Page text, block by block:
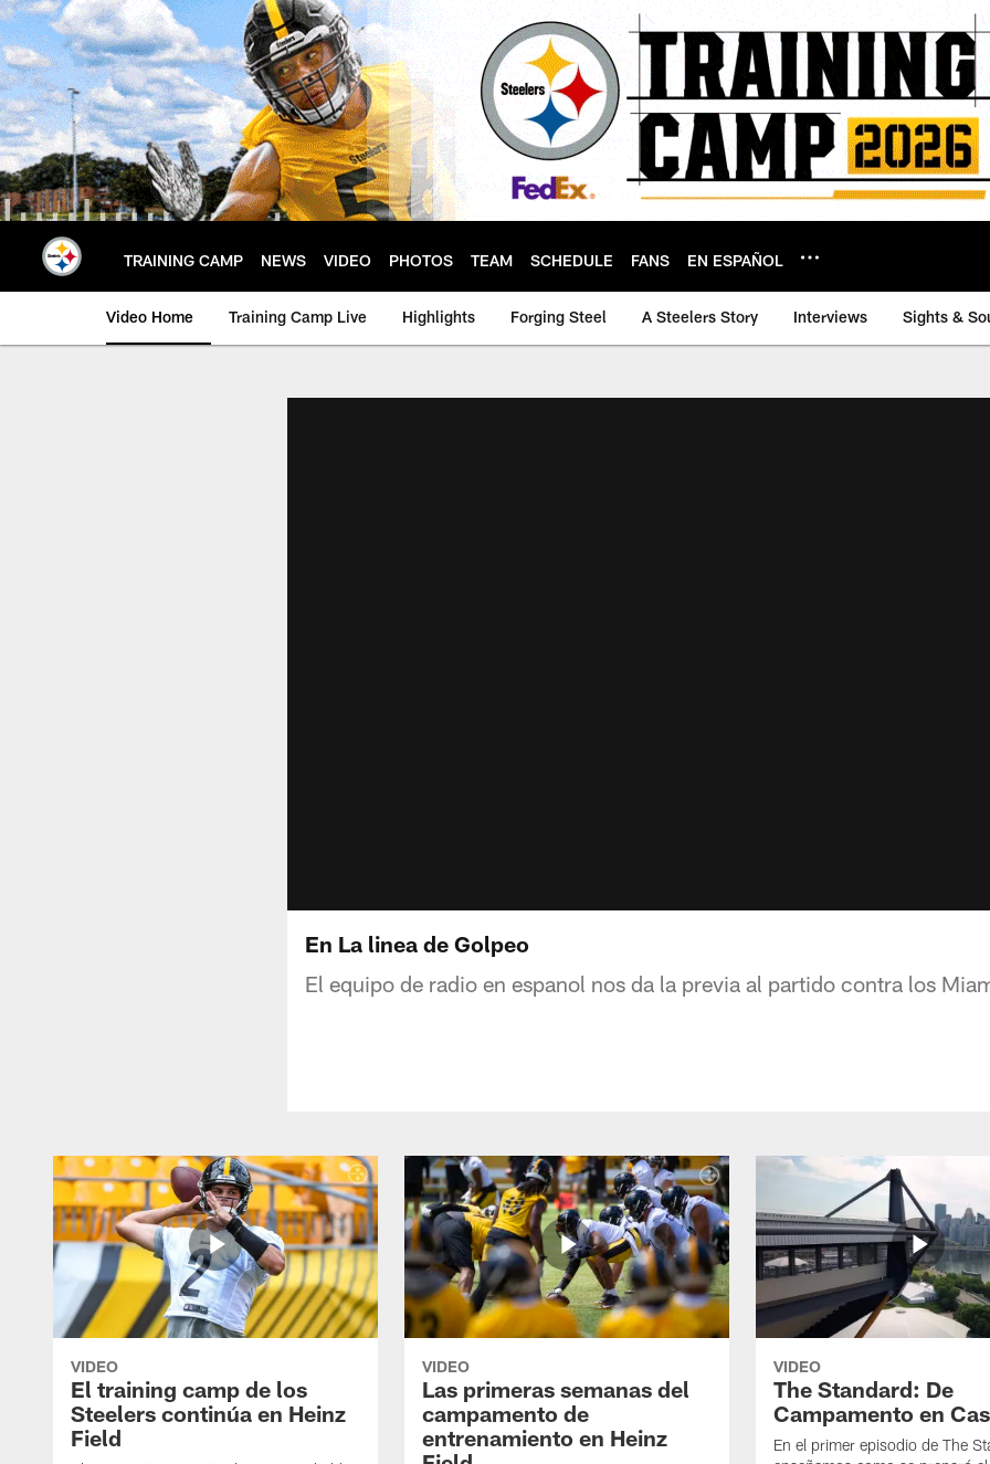
Skip
to
main
content
TRAINING CAMP NEWS VIDEO PHOTOS TEAM SCHEDULE FANS EN ESPAÑOL
Video Home Training Camp Live Highlights Forging Steel A Steelers Story Interviews Sights &
En La linea de Golpeo
El equipo de radio en espanol nos da la previa al partido contra los
VIDEO
El training camp de los
Steelers continúa en Heinz
Field
VIDEO
Las primeras semanas del
campamento de
entrenamiento en Heinz
VIDEO
The Standard: De
Campamento en
En el primer episodio de The